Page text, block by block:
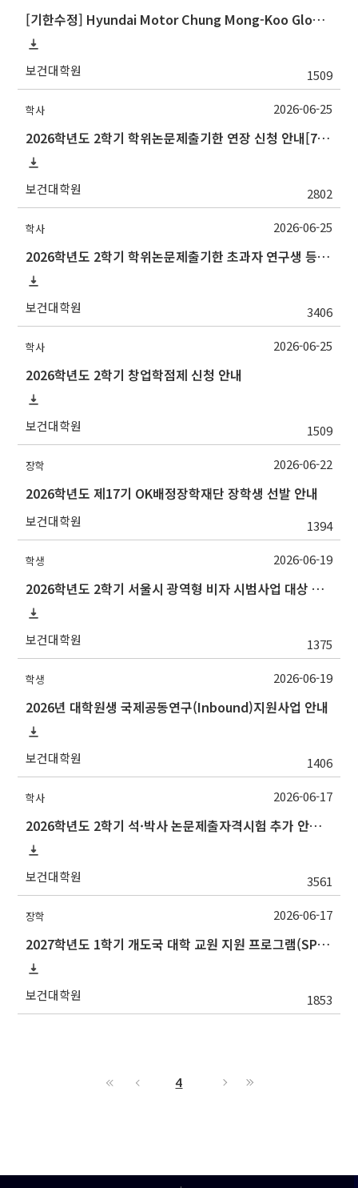
[기한수정] Hyundai Motor Chung Mong-Koo Global Scholarship for Fall 2026 (2026학년도 2학기 현대차정몽구 글로벌장학사업 신규 선발 안내 )
보건대학원 1509
학사
2026학년도 2학기 학위논문제출기한 연장 신청 안내[7/10(금)까지]
보건대학원 2802
2026-06-25
학사
2026학년도 2학기 학위논문제출기한 초과자 연구생 등록 신청 안내[7/10(금)까지]
보건대학원 3406
2026-06-25
학사
2026학년도 2학기 창업학점제 신청 안내
보건대학원 1509
2026-06-25
장학
2026학년도 제17기 OK배정장학재단 장학생 선발 안내
보건대학원 1394
2026-06-22
학생
2026학년도 2학기 서울시 광역형 비자 시범사업 대상 추천 안내
보건대학원 1375
2026-06-19
학생
2026년 대학원생 국제공동연구(Inbound)지원사업 안내
보건대학원 1406
2026-06-19
학사
2026학년도 2학기 석·박사 논문제출자격시험 추가 안내(석사 시험장소 변경 등)
보건대학원 3561
2026-06-17
장학
2027학년도 1학기 개도국 대학 교원 지원 프로그램(SPF)장학생 선발 안내
보건대학원 1853
2026-06-17
4